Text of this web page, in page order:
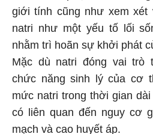
giới tính cũng như xem xét
natri như một yếu tố lối
nhằm trì hoãn sự khởi phát
Mặc dù natri đóng vai trò
chức năng sinh lý của cơ
mức natri trong thời gian
có liên quan đến nguy cơ
mạch và cao huyết áp.